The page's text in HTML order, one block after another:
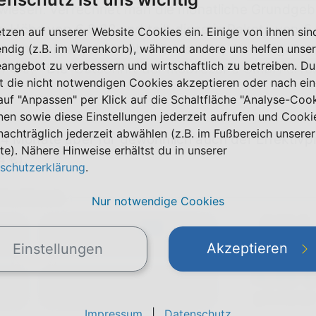
Verrechnet man die monatliche
Höhe von € 8,32 und teilt diese in Pakete von
Anschlussgebühr über 6 Monate, dann
€ 0,- DieGutschrift der mobilezone GmbH
Monate aber für gewöhnlich auch der
€).
20 GB 5G
max. 50 Mbit/s
FLAT
0,00 €
einmalig
4,99 €
auf unserer Website Cookies ein. Einige von ihnen
(z.B. im Warenkorb), während andere uns helfen unser
zu verbessern und wirtschaftlich zu betreiben. Du
die nicht notwendigen Cookies akzeptieren oder nach
"Anpassen" per Klick auf die Schaltfläche "Analyse-
sowie diese Einstellungen jederzeit aufrufen und
jederzeit abwählen (z.B. im Fußbereich unserer
Nähere Hinweise erhältst du in unserer
.
Nur notwendige Cookies
Einstellungen Akzeptieren